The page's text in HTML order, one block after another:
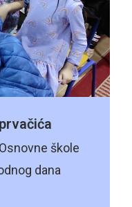
škole
dana